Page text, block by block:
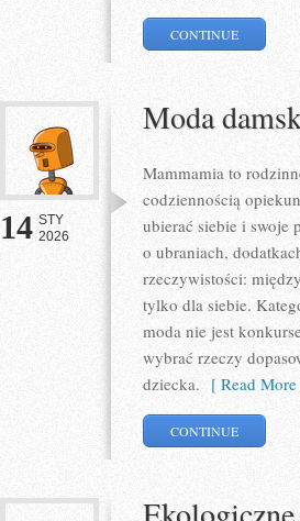
CONTINUE
14 STY
2026
Moda
Mammamia to
codziennością
ubierać siebie i swoje
o ubraniach,
rzeczywistości:
tylko dla siebie.
moda nie jest
wybrać rzeczy
dziecka. [ Read
CONTINUE